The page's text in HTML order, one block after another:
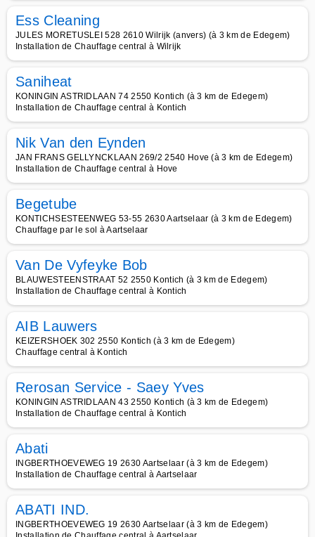
Ess Cleaning
JULES MORETUSLEI 528 2610 Wilrijk (anvers) (à 3 km de Edegem)
Installation de Chauffage central à Wilrijk
Saniheat
KONINGIN ASTRIDLAAN 74 2550 Kontich (à 3 km de Edegem)
Installation de Chauffage central à Kontich
Nik Van den Eynden
JAN FRANS GELLYNCKLAAN 269/2 2540 Hove (à 3 km de Edegem)
Installation de Chauffage central à Hove
Begetube
KONTICHSESTEENWEG 53-55 2630 Aartselaar (à 3 km de Edegem)
Chauffage par le sol à Aartselaar
Van De Vyfeyke Bob
BLAUWESTEENSTRAAT 52 2550 Kontich (à 3 km de Edegem)
Installation de Chauffage central à Kontich
AIB Lauwers
KEIZERSHOEK 302 2550 Kontich (à 3 km de Edegem)
Chauffage central à Kontich
Rerosan Service - Saey Yves
KONINGIN ASTRIDLAAN 43 2550 Kontich (à 3 km de Edegem)
Installation de Chauffage central à Kontich
Abati
INGBERTHOEVEWEG 19 2630 Aartselaar (à 3 km de Edegem)
Installation de Chauffage central à Aartselaar
ABATI IND.
INGBERTHOEVEWEG 19 2630 Aartselaar (à 3 km de Edegem)